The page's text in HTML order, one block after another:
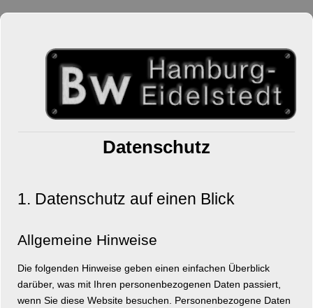
Datenschutz
1. Datenschutz auf einen Blick
Allgemeine Hinweise
Die folgenden Hinweise geben einen einfachen Überblick
darüber, was mit Ihren personenbezogenen Daten passiert,
wenn Sie diese Website besuchen. Personenbezogene Daten